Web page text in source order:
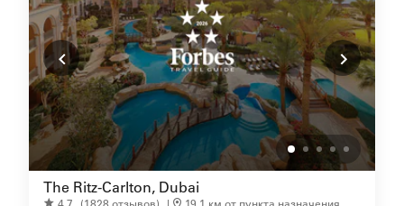
The Ritz-Carlton, Dubai